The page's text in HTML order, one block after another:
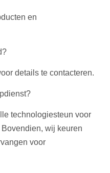
en
details te contacteren.
technologiesteun voor
wij keuren
voor